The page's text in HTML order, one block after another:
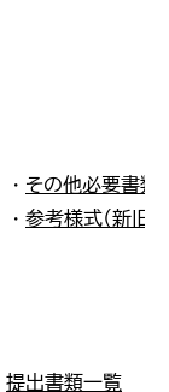
・ その他必要書類
・ 参考様式（新旧
提出書類一覧